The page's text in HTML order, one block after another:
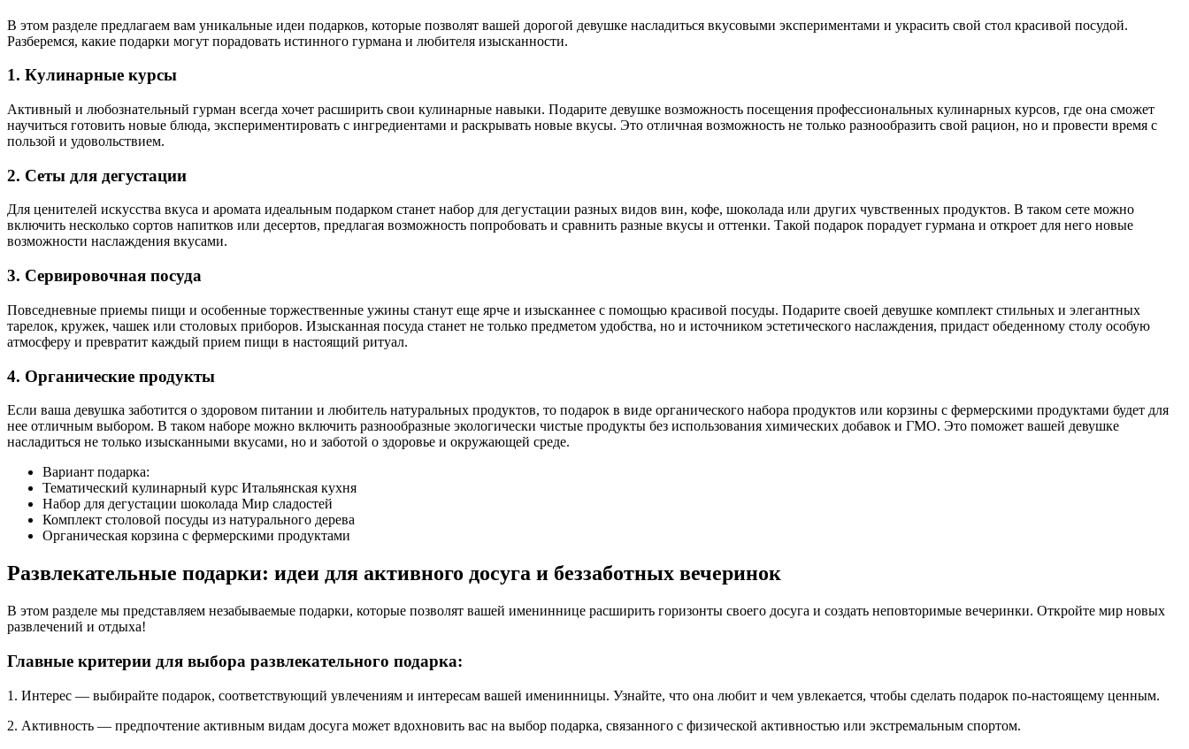
В этом разделе предлагаем вам уникальные идеи подарков, которые позволят вашей дорогой девушке насладиться вкусовыми экспериментами и украсить свой стол красивой посудой.
Разберемся, какие подарки могут порадовать истинного гурмана и любителя изысканности.
1. Кулинарные курсы
Активный и любознательный гурман всегда хочет расширить свои кулинарные навыки. Подарите девушке возможность посещения профессиональных кулинарных курсов, где она сможет
научиться готовить новые блюда, экспериментировать с ингредиентами и раскрывать новые вкусы. Это отличная возможность не только разнообразить свой рацион, но и провести время с
пользой и удовольствием.
2. Сеты для дегустации
Для ценителей искусства вкуса и аромата идеальным подарком станет набор для дегустации разных видов вин, кофе, шоколада или других чувственных продуктов. В таком сете можно
включить несколько сортов напитков или десертов, предлагая возможность попробовать и сравнить разные вкусы и оттенки. Такой подарок порадует гурмана и откроет для него новые
возможности наслаждения вкусами.
3. Сервировочная посуда
Повседневные приемы пищи и особенные торжественные ужины станут еще ярче и изысканнее с помощью красивой посуды. Подарите своей девушке комплект стильных и элегантных
тарелок, кружек, чашек или столовых приборов. Изысканная посуда станет не только предметом удобства, но и источником эстетического наслаждения, придаст обеденному столу особую
атмосферу и превратит каждый прием пищи в настоящий ритуал.
4. Органические продукты
Если ваша девушка заботится о здоровом питании и любитель натуральных продуктов, то подарок в виде органического набора продуктов или корзины с фермерскими продуктами будет для
нее отличным выбором. В таком наборе можно включить разнообразные экологически чистые продукты без использования химических добавок и ГМО. Это поможет вашей девушке
насладиться не только изысканными вкусами, но и заботой о здоровье и окружающей среде.
Вариант подарка:
Тематический кулинарный курс Итальянская кухня
Набор для дегустации шоколада Мир сладостей
Комплект столовой посуды из натурального дерева
Органическая корзина с фермерскими продуктами
Развлекательные подарки: идеи для активного досуга и беззаботных вечеринок
В этом разделе мы представляем незабываемые подарки, которые позволят вашей имениннице расширить горизонты своего досуга и создать неповторимые вечеринки. Откройте мир новых
развлечений и отдыха!
Главные критерии для выбора развлекательного подарка:
1. Интерес — выбирайте подарок, соответствующий увлечениям и интересам вашей именинницы. Узнайте, что она любит и чем увлекается, чтобы сделать подарок по-настоящему ценным.
2. Активность — предпочтение активным видам досуга может вдохновить вас на выбор подарка, связанного с физической активностью или экстремальным спортом.